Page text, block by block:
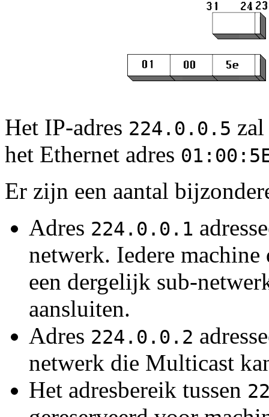
Het IP-adres 224.0.0.5
het Ethernet adres
Er zijn een aantal
Adres 224.0.0.1
netwerk. Iedere
een dergelijk sub-
aansluiten.
Adres 224.0.0.2
netwerk die Multicast
Het adresbereik tussen